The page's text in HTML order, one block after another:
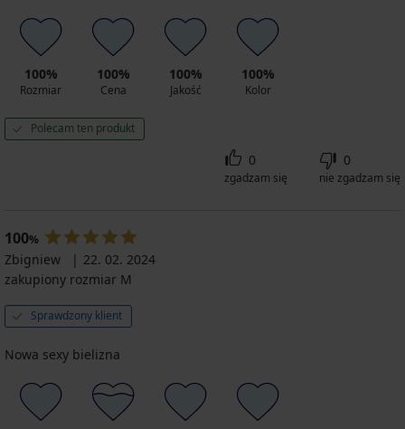
100%
Rozmiar
100%
Cena
100%
Jakość
100%
Kolor
Polecam ten produkt
0
zgadzam się
0
nie zgadzam się
100%
Zbigniew
22. 02. 2024
zakupiony rozmiar M
Sprawdzony klient
Nowa sexy bielizna